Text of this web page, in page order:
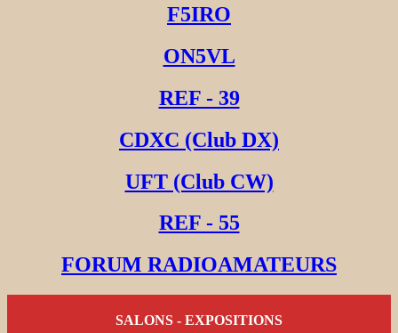
F5IRO
ON5VL
REF - 39
CDXC (Club DX)
UFT (Club CW)
REF - 55
FORUM RADIOAMATEURS
SALONS - EXPOSITIONS